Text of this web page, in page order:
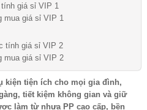
giá sỉ VIP 1
mua giá sỉ VIP 1
tính giá sỉ VIP 2
mua giá sỉ VIP 2
kiện tiện ích cho mọi gia đình,
tiết kiệm không gian và giữ
làm từ nhựa PP cao cấp, bền